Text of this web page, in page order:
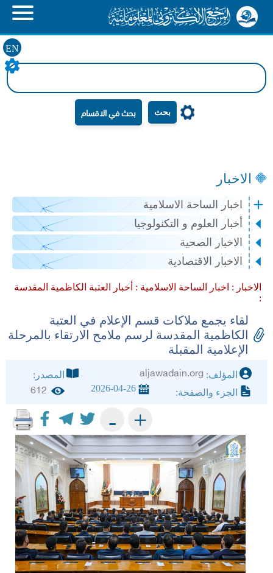
EN
بحث
الاخبار
اخبار الساحة الاسلامية
أخبار العلوم و التكنولوجيا
الاخبار الصحية
الاخبار الاقتصادية
الاخبار : اخبار الساحة الاسلامية : أخبار العتبة الكاظمية المقدسة
:
لقاء يجمع ملاكات قسم الإعلام في العتبة
الكاظمية المقدسة لرسم ملامح الارتقاء بالمرحلة
الإعلامية المقبلة
المؤلف: aljawadain.org
المصدر:
الجزء والصفحة:
2026-04-26
612
+
-